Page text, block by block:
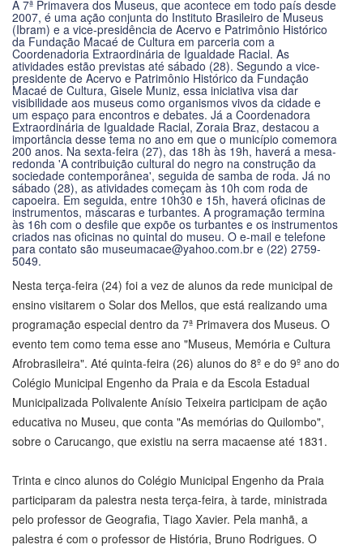
Nesta terça-feira (24) foi a vez de alunos da rede municipal de
ensino visitarem o Solar dos Mellos, que está realizando uma
programação especial dentro da 7ª Primavera dos Museus. O
evento tem como tema esse ano "Museus, Memória e Cultura
Afrobrasileira". Até quinta-feira (26) alunos do 8º e do 9º ano do
Colégio Municipal Engenho da Praia e da Escola Estadual
Municipalizada Polivalente Anísio Teixeira participam de ação
educativa no Museu, que conta "As memórias do Quilombo",
sobre o Carucango, que existiu na serra macaense até 1831.
Trinta e cinco alunos do Colégio Municipal Engenho da Praia
participaram da palestra nesta terça-feira, à tarde, ministrada
pelo professor de Geografia, Tiago Xavier. Pela manhã, a
palestra é com o professor de História, Bruno Rodrigues. O